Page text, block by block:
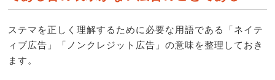
ステマを正しく理解するために必要な用語である「ネイテ
ィブ広告」「ノンクレジット広告」の意味を整理しておき
ます。